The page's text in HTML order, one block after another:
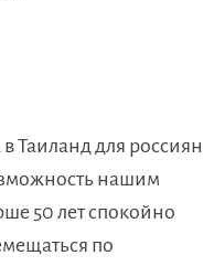
Таиланд для россиян
нашим
50 лет спокойно
по